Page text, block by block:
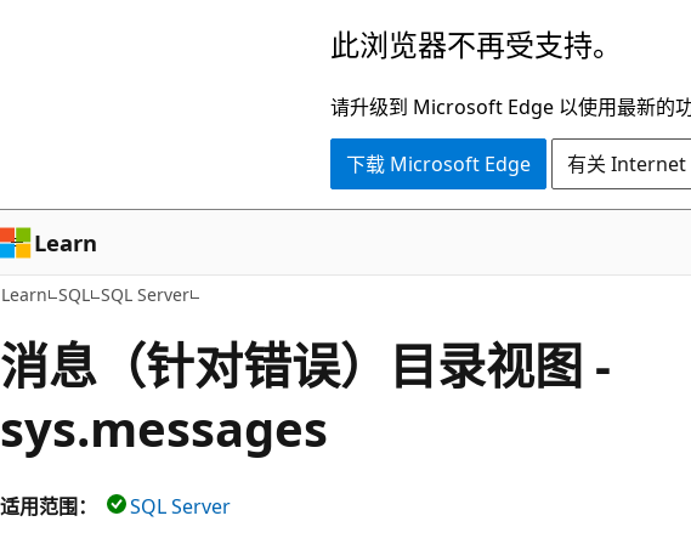
容
此浏览器不再受支持。
请升级到 Microsoft Edge 以使用最新的
下载 Microsoft Edge 有关 Internet
Learn
Learn SQL SQL Server
消息（针对错误）目录视图 -
sys.messages
适用范围： SQL Server